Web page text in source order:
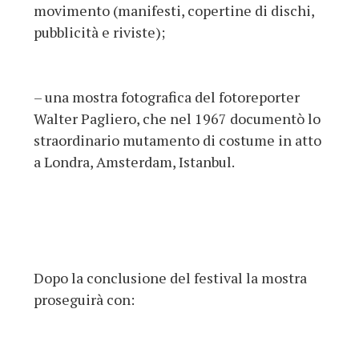
movimento (manifesti, copertine di dischi,
pubblicità e riviste);
– una mostra fotografica del fotoreporter
Walter Pagliero, che nel 1967 documentò lo
straordinario mutamento di costume in atto
a Londra, Amsterdam, Istanbul.
Dopo la conclusione del festival la mostra
proseguirà con: